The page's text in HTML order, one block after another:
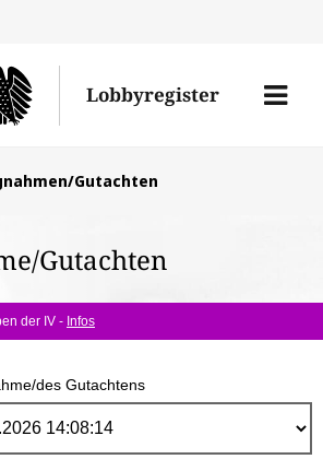
Lobbyregister
Menü
Gutachten
Gutachten
der IV - Infos
des Gutachtens